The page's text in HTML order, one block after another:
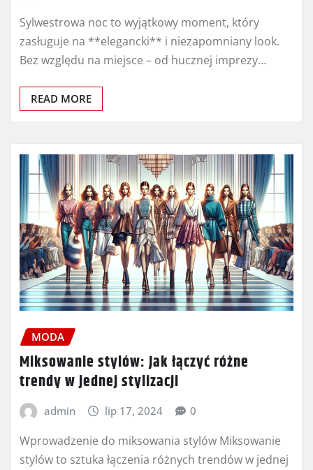
Sylwestrowa noc to wyjątkowy moment, który
zasługuje na **elegancki** i niezapomniany look.
Bez względu na miejsce – od hucznej imprezy…
READ MORE
MODA
Miksowanie stylów: Jak łączyć różne
trendy w jednej stylizacji
admin lip 17, 2024 0
Wprowadzenie do miksowania stylów Miksowanie
stylów to sztuka łączenia różnych trendów w jednej